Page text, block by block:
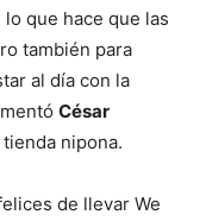
que hace que las
también para
al día con la
César
nipona.
de llevar We